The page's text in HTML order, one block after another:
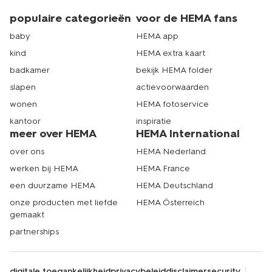
populaire categorieën
baby
kind
badkamer
slapen
wonen
kantoor
voor de HEMA fans
HEMA app
HEMA extra kaart
bekijk HEMA folder
actievoorwaarden
HEMA fotoservice
inspiratie
meer over HEMA
over ons
werken bij HEMA
een duurzame HEMA
onze producten met liefde
gemaakt
partnerships
HEMA International
HEMA Nederland
HEMA France
HEMA Deutschland
HEMA Österreich